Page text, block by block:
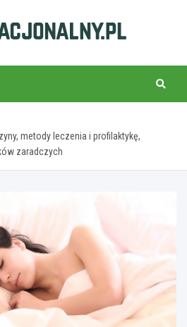
metody leczenia i profilaktykę,
zaradczych